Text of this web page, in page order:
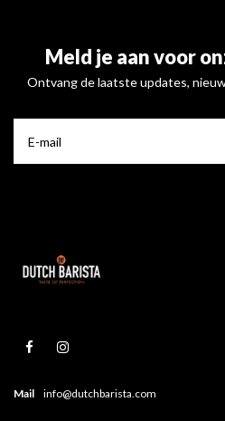
Meld je aan voor
Ontvang de laatste updates,
Mail info@dutchbarista.com